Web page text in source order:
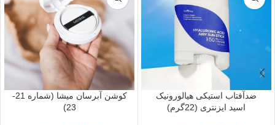
ضدآفتاب استیکی هیالورونیک
اسید ایزنتری (22گرم)
کوشن آبرسان میشا (شماره 21-
23)